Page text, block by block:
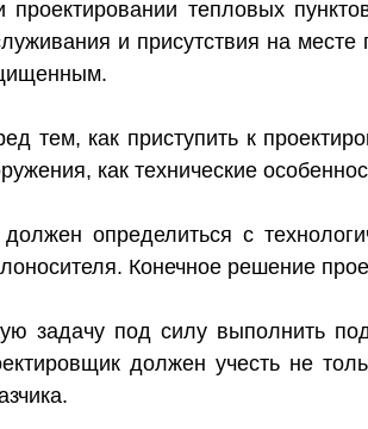
проектировании тепловых
и присутствия на
тем, как приступить к
как технические
определиться с
Конечное решение
задачу под силу выполнить
должен учесть не